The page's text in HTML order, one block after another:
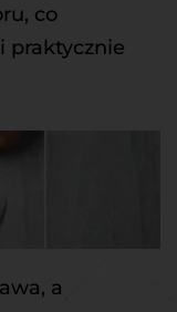
co
praktycznie
a